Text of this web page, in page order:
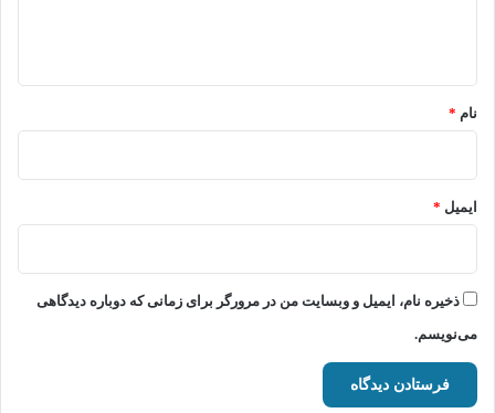
نام *
ایمیل *
ذخیره نام، ایمیل و وبسایت من در مرورگر برای زمانی که دوباره دیدگاهی
می‌نویسم.